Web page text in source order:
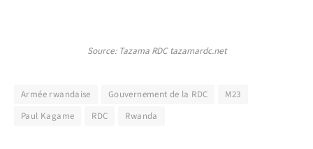
Source: Tazama RDC tazamardc.net
Armée rwandaise Gouvernement de la RDC
M23
Paul Kagame
RDC Rwanda